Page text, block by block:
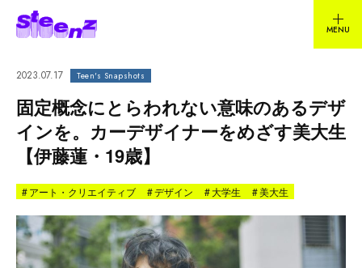
2023.07.17 Teen's Snapshots
固定概念にとらわれない意味のあるデザ
インを​​。カーデザイナーをめざす美大生
【伊藤蓮・19歳】
#アート・クリエイティブ #デザイン #大学生 #美大生